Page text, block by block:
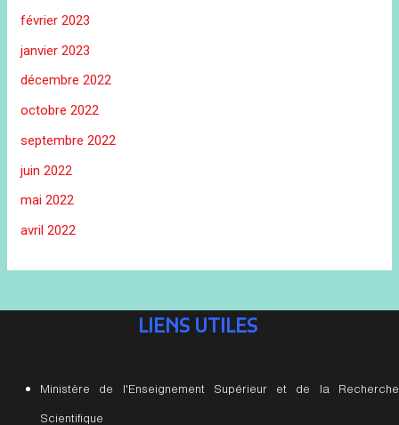
février 2023
janvier 2023
décembre 2022
octobre 2022
septembre 2022
juin 2022
mai 2022
avril 2022
LIENS UTILES
Ministère de l'Enseignement Supérieur et de la Recherche
Scientifique